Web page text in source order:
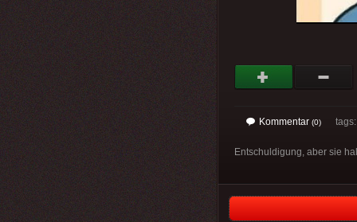
Kommentar (0)
Entschuldigung, aber sie